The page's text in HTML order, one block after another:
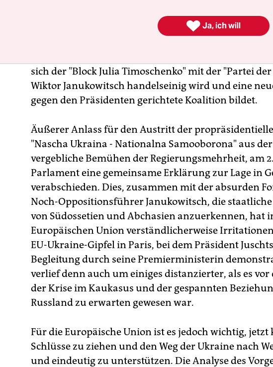
Wenn sich danach innerhalb von 30 Tagen keine
wird der Präsident von seinem Recht Gebrauch
sich der "Block Julia Timoschenko" mit der "Partei
Wiktor Janukowitsch handelseinig wird und eine
gegen den Präsidenten gerichtete Koalition bildet.
Äußerer Anlass für den Austritt der
"Nascha Ukraina - Nationalna Samooborona" aus
vergebliche Bemühen der Regierungsmehrheit, am
Parlament eine gemeinsame Erklärung zur Lage in
verabschieden. Dies, zusammen mit der absurden
Noch-Oppositionsführer Janukowitsch, die
von Südossetien und Abchasien anzuerkennen, hat
Europäischen Union verständlicherweise
EU-Ukraine-Gipfel in Paris, bei dem Präsident
Begleitung durch seine Premierministerin
verlief denn auch um einiges distanzierter, als es
der Krise im Kaukasus und der gespannten
Russland zu erwarten gewesen war.
Für die Europäische Union ist es jedoch wichtig, jetzt
Schlüsse zu ziehen und den Weg der Ukraine nach
und eindeutig zu unterstützen. Die Analyse des
 Ja, ich will